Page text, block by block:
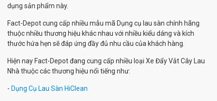
dụng sản phẩm này.
Fact-Depot cung cấp nhiều mẫu mã Dụng cụ lau sàn chính hãng
thuộc nhiều thương hiệu khác nhau với nhiều kiểu dáng và kích
thước hứa hẹn sẽ đáp ứng đầy đủ nhu cầu của khách hàng.
Hiện nay Fact-Depot đang cung cấp nhiều loại Xe Đẩy Vắt Cây Lau
Nhà thuộc các thương hiệu nổi tiếng như:
- Dụng Cụ Lau Sàn HiClean